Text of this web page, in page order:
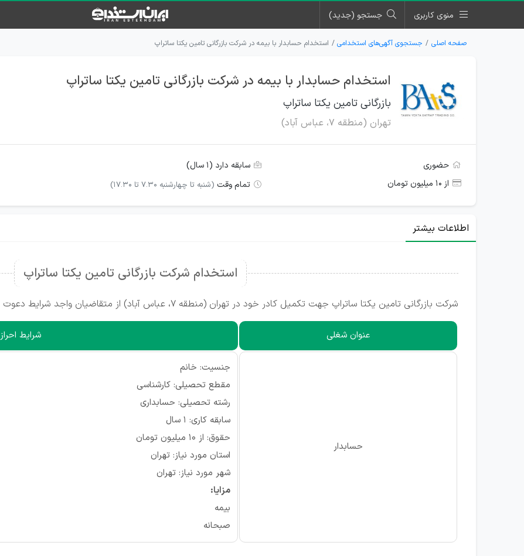
منوی کاربری جستجو (جدید)
صفحه اصلی جستجوی آگهی‌های استخدامی استخدام حسابدار با بیمه در شرکت بازرگانی تامین یکتا ساتراپ
استخدام حسابدار با بیمه در شرکت بازرگانی تامین یکتا ساتراپ
بازرگانی تامین یکتا ساتراپ
تهران (منطقه ۷، عباس آباد)
حضوری
سابقه دارد (۱ سال)
از ۱۰ میلیون تومان
تمام وقت (شنبه تا چهارشنبه 7.30 تا 17.30)
اطلاعات بیشتر
استخدام شرکت بازرگانی تامین یکتا ساتراپ
شرکت بازرگانی تامین یکتا ساتراپ جهت تکمیل کادر خود در تهران (منطقه ۷، عباس آباد) از متقاضیان واجد شرایط دعوت به همکاری می‌کند.
عنوان شغلی شرایط احراز
حسابدار
جنسیت: خانم
مقطع تحصیلی: کارشناسی
رشته تحصیلی: حسابداری
سابقه کاری: ۱ سال
حقوق: از ۱۰ میلیون تومان
استان مورد نیاز: تهران
شهر مورد نیاز: تهران
مزایا:
بیمه
صبحانه